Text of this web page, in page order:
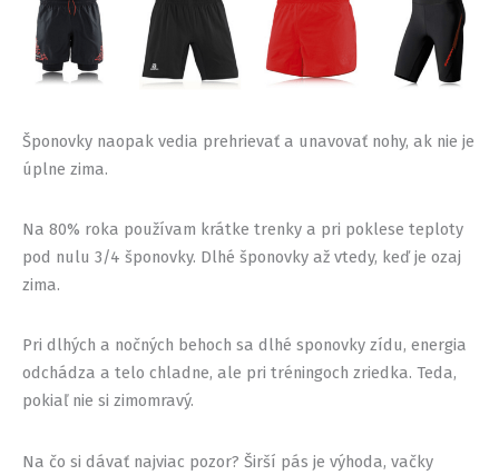
Šponovky naopak vedia prehrievať a unavovať nohy, ak nie je
úplne zima.
Na 80% roka používam krátke trenky a pri poklese teploty
pod nulu 3/4 šponovky. Dlhé šponovky až vtedy, keď je ozaj
zima.
Pri dlhých a nočných behoch sa dlhé sponovky zídu, energia
odchádza a telo chladne, ale pri tréningoch zriedka. Teda,
pokiaľ nie si zimomravý.
Na čo si dávať najviac pozor? Širší pás je výhoda, vačky